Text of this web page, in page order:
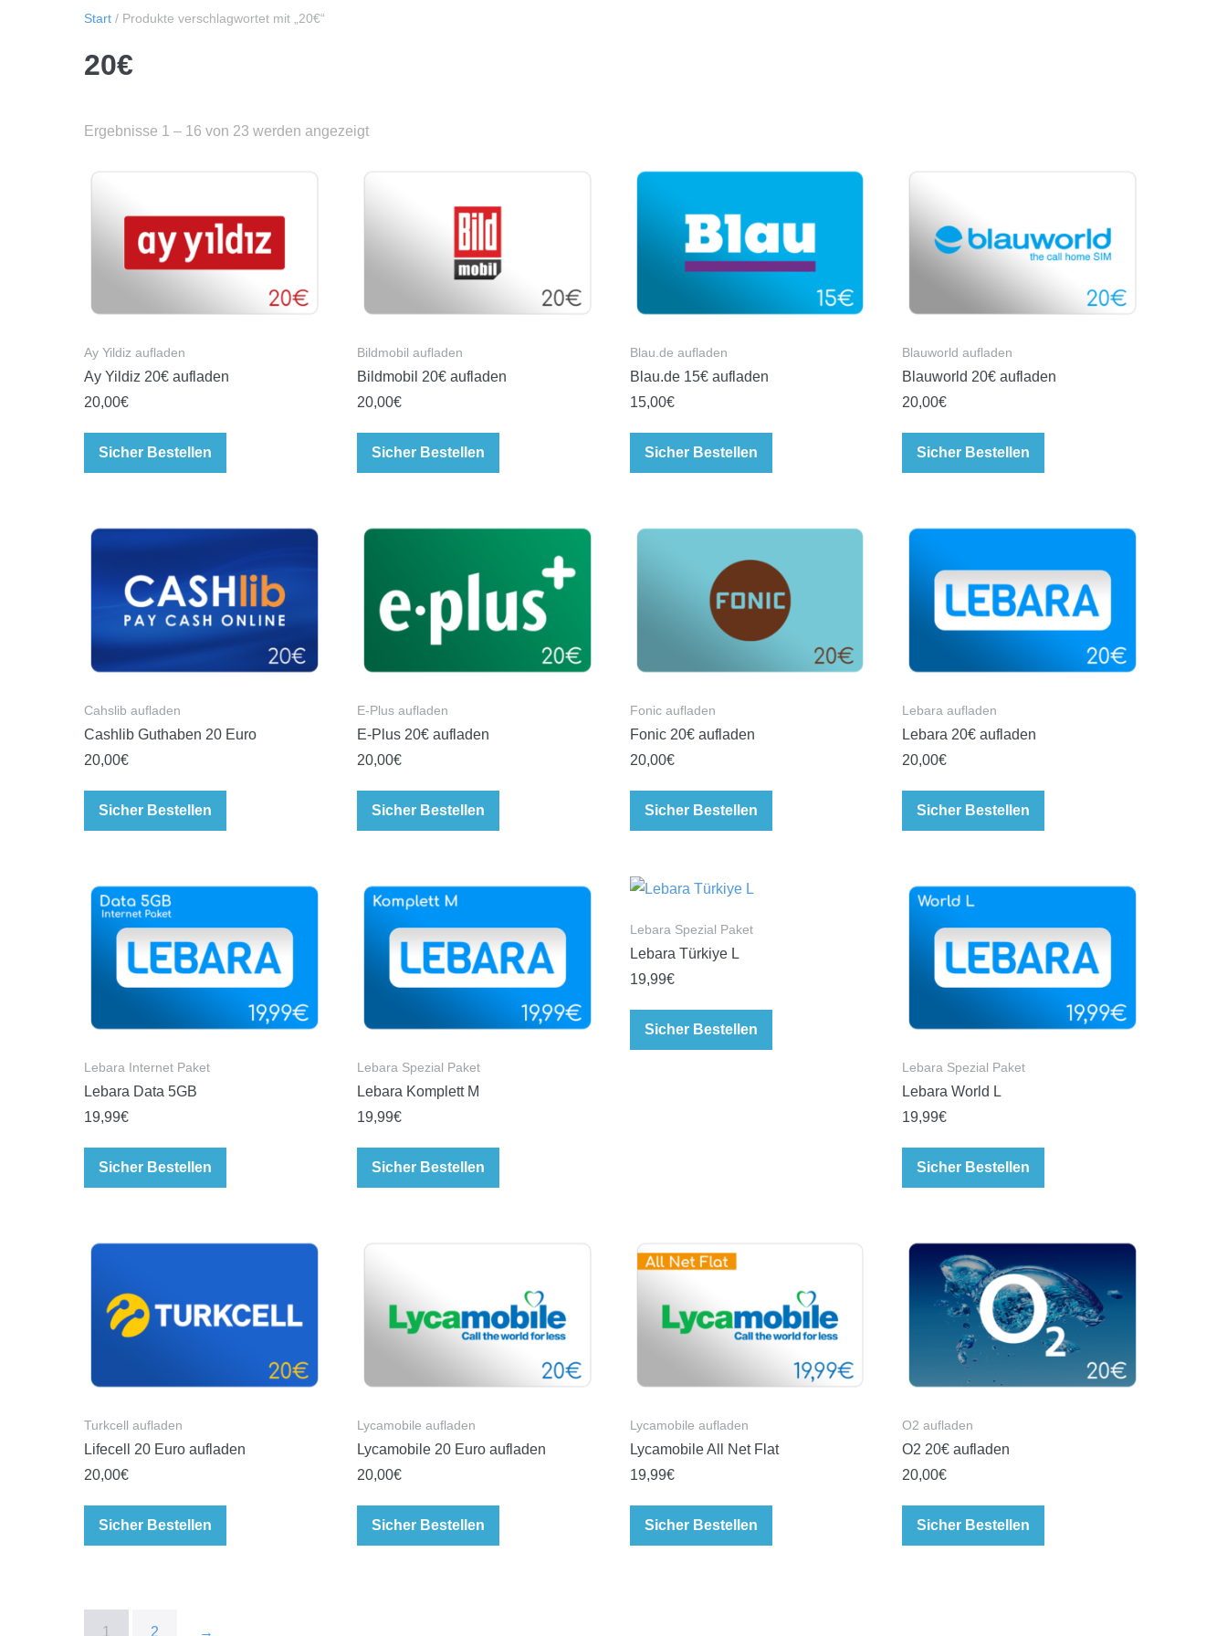
Start / Produkte verschlagwortet mit „20€“
20€
Ergebnisse 1 – 16 von 23 werden angezeigt
Ay Yildiz aufladen
Ay Yildiz 20€ aufladen
20,00€
Sicher Bestellen
Bildmobil aufladen
Bildmobil 20€ aufladen
20,00€
Sicher Bestellen
Blau.de aufladen
Blau.de 15€ aufladen
15,00€
Sicher Bestellen
Blauworld aufladen
Blauworld 20€ aufladen
20,00€
Sicher Bestellen
Cahslib aufladen
Cashlib Guthaben 20 Euro
20,00€
Sicher Bestellen
E-Plus aufladen
E-Plus 20€ aufladen
20,00€
Sicher Bestellen
Fonic aufladen
Fonic 20€ aufladen
20,00€
Sicher Bestellen
Lebara aufladen
Lebara 20€ aufladen
20,00€
Sicher Bestellen
Lebara Internet Paket
Lebara Data 5GB
19,99€
Sicher Bestellen
Lebara Spezial Paket
Lebara Komplett M
19,99€
Sicher Bestellen
Lebara Spezial Paket
Lebara Türkiye L
19,99€
Sicher Bestellen
Lebara Spezial Paket
Lebara World L
19,99€
Sicher Bestellen
Turkcell aufladen
Lifecell 20 Euro aufladen
20,00€
Sicher Bestellen
Lycamobile aufladen
Lycamobile 20 Euro aufladen
20,00€
Sicher Bestellen
Lycamobile aufladen
Lycamobile All Net Flat
19,99€
Sicher Bestellen
O2 aufladen
O2 20€ aufladen
20,00€
Sicher Bestellen
1 2 →